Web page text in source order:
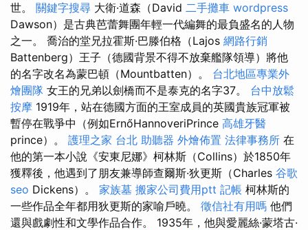
世。 關鍵字搜尋 大衛·道森（David 二手攤車 wordpress
Dawson）是古典芭蕾舞團年輕一代編舞的最負盛名的人物
之一。 喬治的堂兄拉霍斯·巴滕伯格（Lajos 網路行銷
Battenberg）王子（德國背景不得不放棄艦隊領導）將他
的名字改名為蒙巴頓（Mountbatten）。 台北地區專業外
燴團隊 女王的兄弟以劍橋而不是泰克的名字37。 台中放鬆
按摩 1919年，站在德國方面的王室成員的英國貴族冠軍被
暫停在戰爭中（例如ErnőHannoveriPrince 高雄牙醫
prince）。 護理之家 台北 助聽器 外燴佈置 法律事務所 在
他的第一本小說《安東尼娜》柯林斯（Collins）於1850年
獲釋後，他遇到了朋友兼導師查爾斯·狄更斯（Charles 谷歌
seo Dickens）。 家族墓 搬家公司費用ptt 記帳 柯林斯的
一些作品全年都用狄更斯的家喻戶曉。 徵信社有用嗎 他們
還與戲劇性和文學作品合作。 1935年，他與愛麗絲·蒙塔古·